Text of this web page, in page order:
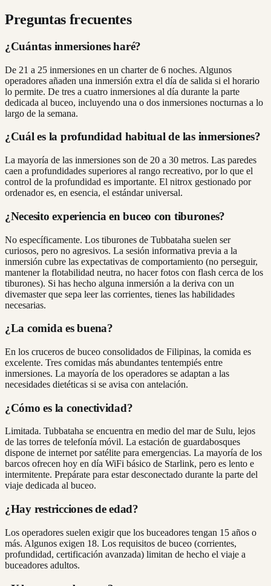
Preguntas frecuentes
¿Cuántas inmersiones haré?
De 21 a 25 inmersiones en un charter de 6 noches. Algunos
operadores añaden una inmersión extra el día de salida si el horario
lo permite. De tres a cuatro inmersiones al día durante la parte
dedicada al buceo, incluyendo una o dos inmersiones nocturnas a lo
largo de la semana.
¿Cuál es la profundidad habitual de las inmersiones?
La mayoría de las inmersiones son de 20 a 30 metros. Las paredes
caen a profundidades superiores al rango recreativo, por lo que el
control de la profundidad es importante. El nitrox gestionado por
ordenador es, en esencia, el estándar universal.
¿Necesito experiencia en buceo con tiburones?
No específicamente. Los tiburones de Tubbataha suelen ser
curiosos, pero no agresivos. La sesión informativa previa a la
inmersión cubre las expectativas de comportamiento (no perseguir,
mantener la flotabilidad neutra, no hacer fotos con flash cerca de los
tiburones). Si has hecho alguna inmersión a la deriva con un
divemaster que sepa leer las corrientes, tienes las habilidades
necesarias.
¿La comida es buena?
En los cruceros de buceo consolidados de Filipinas, la comida es
excelente. Tres comidas más abundantes tentempiés entre
inmersiones. La mayoría de los operadores se adaptan a las
necesidades dietéticas si se avisa con antelación.
¿Cómo es la conectividad?
Limitada. Tubbataha se encuentra en medio del mar de Sulu, lejos
de las torres de telefonía móvil. La estación de guardabosques
dispone de internet por satélite para emergencias. La mayoría de los
barcos ofrecen hoy en día WiFi básico de Starlink, pero es lento e
intermitente. Prepárate para estar desconectado durante la parte del
viaje dedicada al buceo.
¿Hay restricciones de edad?
Los operadores suelen exigir que los buceadores tengan 15 años o
más. Algunos exigen 18. Los requisitos de buceo (corrientes,
profundidad, certificación avanzada) limitan de hecho el viaje a
buceadores adultos.